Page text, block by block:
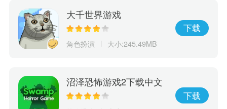
大千世界游戏
角色扮演 大小:245.49MB
下载
沼泽恐怖游戏2下载中文
版
下载